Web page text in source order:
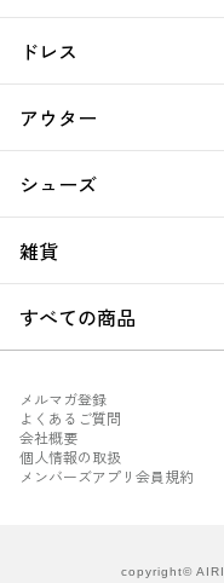
ドレス
アウター
シューズ
雑貨
すべての商品
メルマガ登録
よくあるご質問
会社概要
個人情報の取扱
メンバーズアプリ会員規約
copyright©